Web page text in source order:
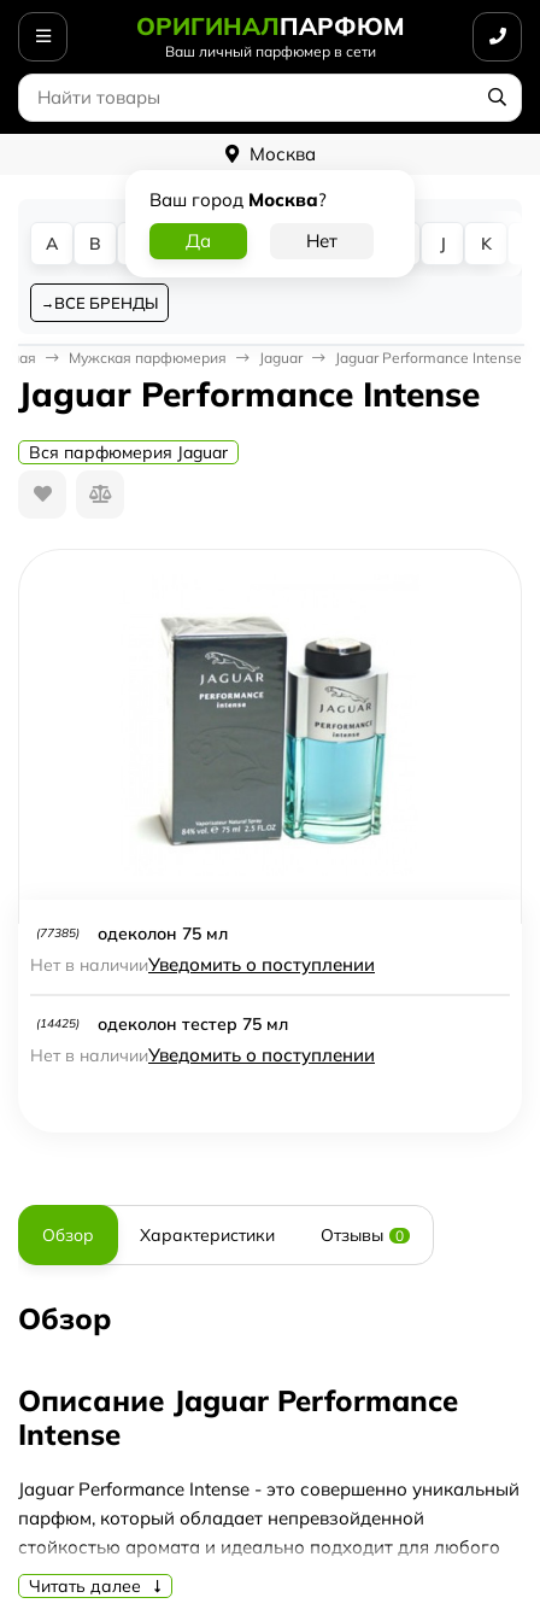
ОРИГИНАЛПАРФЮМ
Ваш личный парфюмер в сети
Москва
Ваш город Москва?
A B D G J K
ВСЕ БРЕНДЫ
Мужская парфюмерия Jaguar Jaguar Performance Intense
Jaguar Performance Intense
Вся парфюмерия Jaguar
(77385)
одеколон 75 мл
Нет в наличииУведомить о поступлении
(14425)
одеколон тестер 75 мл
Нет в наличииУведомить о поступлении
Обзор Характеристики Отзывы 0
Обзор
Описание Jaguar Performance
Intense
Jaguar Performance Intense - это совершенно уникальный
парфюм, который обладает непревзойденной
стойкостью аромата и идеально подходит для любого
времени года. Этот яркий и соблазнительный аромат
будет сопровождать вас на протяжении долгих часов,
Читать далее